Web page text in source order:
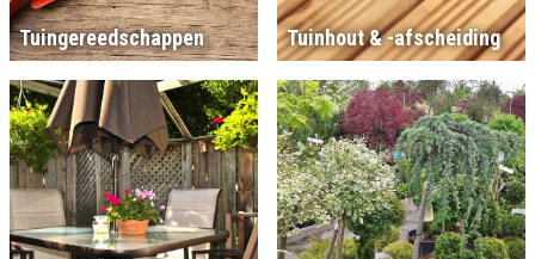
Tuingereedschappen Tuinhout & -afscheiding